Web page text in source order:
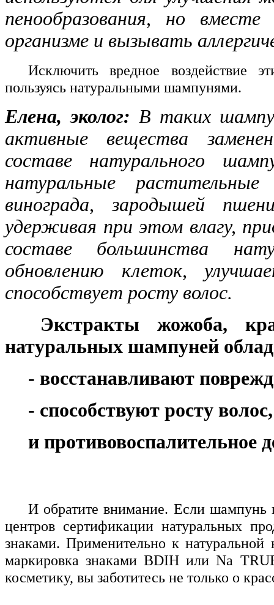
пенообразования, но
организме и вызывать
Исключить вредное воздействие
пользуясь натуральными шампунями.
Елена, эколог: В таких
активные вещества
составе натурального
натуральные
винограда, зародышей
удерживая при этом влагу,
составе большинства
обновлению клеток,
способствует росту волос.
Экстракты жожоба,
натуральных шампуней
- восстанавливают
- способствуют росту
и противовоспалительное
И обратите внимание. Если шампунь
центров сертификации натуральных
знаками. Применительно к
маркировка знакамиBDIH илиNa
косметику, вы заботитесь не только о